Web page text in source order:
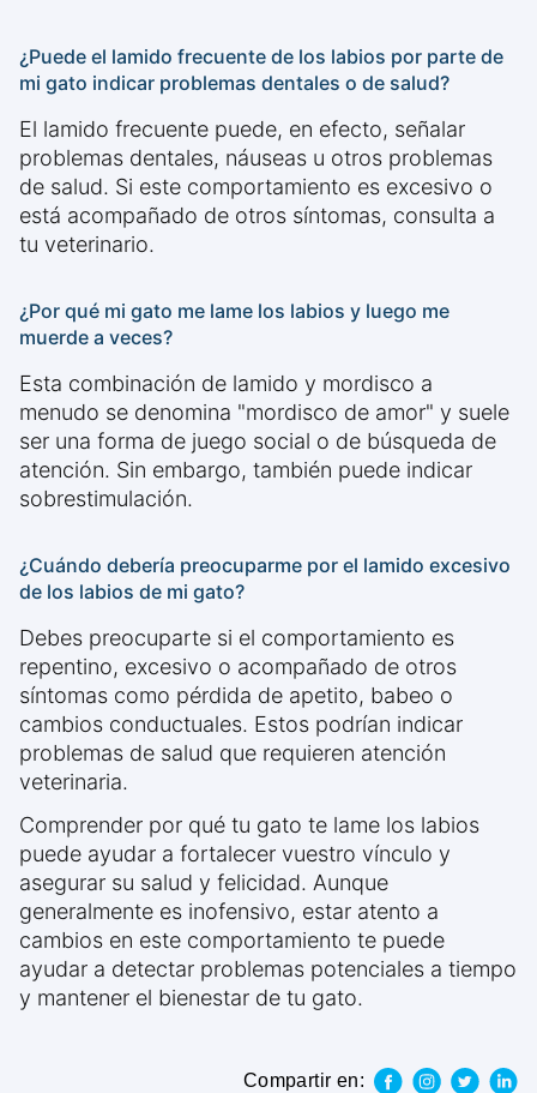
¿Puede el lamido frecuente de los labios por parte de
mi gato indicar problemas dentales o de salud?
El lamido frecuente puede, en efecto, señalar
problemas dentales, náuseas u otros problemas
de salud. Si este comportamiento es excesivo o
está acompañado de otros síntomas, consulta a
tu veterinario.
¿Por qué mi gato me lame los labios y luego me
muerde a veces?
Esta combinación de lamido y mordisco a
menudo se denomina "mordisco de amor" y suele
ser una forma de juego social o de búsqueda de
atención. Sin embargo, también puede indicar
sobrestimulación.
¿Cuándo debería preocuparme por el lamido excesivo
de los labios de mi gato?
Debes preocuparte si el comportamiento es
repentino, excesivo o acompañado de otros
síntomas como pérdida de apetito, babeo o
cambios conductuales. Estos podrían indicar
problemas de salud que requieren atención
veterinaria.
Comprender por qué tu gato te lame los labios
puede ayudar a fortalecer vuestro vínculo y
asegurar su salud y felicidad. Aunque
generalmente es inofensivo, estar atento a
cambios en este comportamiento te puede
ayudar a detectar problemas potenciales a tiempo
y mantener el bienestar de tu gato.
Compartir en: